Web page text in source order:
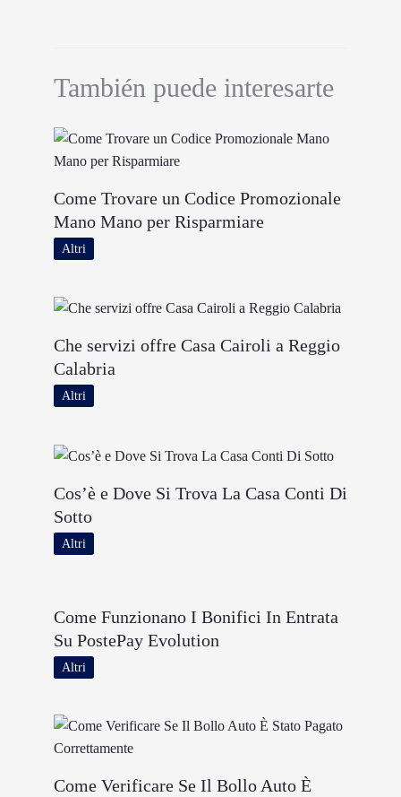
También puede interesarte
Come Trovare un Codice Promozionale
Mano Mano per Risparmiare
Altri
Che servizi offre Casa Cairoli a Reggio
Calabria
Altri
Cos’è e Dove Si Trova La Casa Conti Di
Sotto
Altri
Come Funzionano I Bonifici In Entrata
Su PostePay Evolution
Altri
Come Verificare Se Il Bollo Auto È